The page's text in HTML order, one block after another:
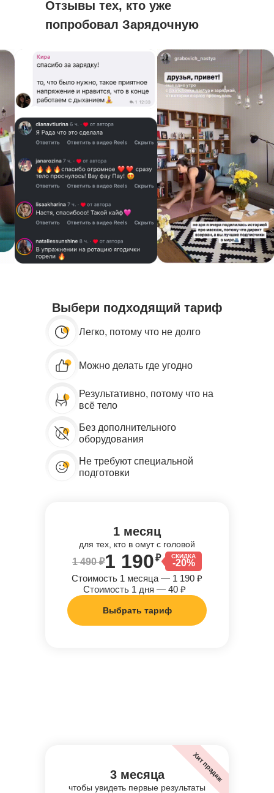
Отзывы тех, кто уже
попробовал Зарядочную
Выбери подходящий тариф
Легко, потому что не долго
Можно делать где угодно
Результативно, потому что на
всё тело
Без дополнительного
оборудования
Не требуют специальной
подготовки
1 месяц
для тех, кто в омут с головой
1 490 ₽1 190₽ СКИДКА
-20%
Стоимость 1 месяца — 1 190 ₽
Стоимость 1 дня — 40 ₽
Выбрать тариф
Хит прадаж
3 месяца
чтобы увидеть первые результаты